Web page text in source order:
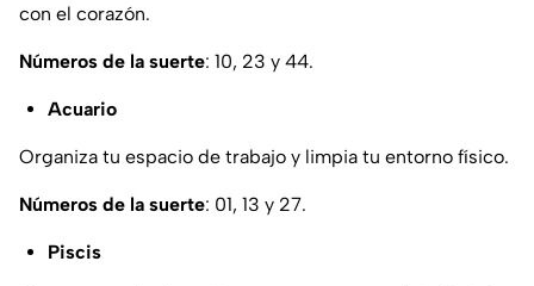
con el corazón.
Números de la suerte: 10, 23 y 44.
Acuario
Organiza tu espacio de trabajo y limpia tu entorno físico.
Números de la suerte: 01, 13 y 27.
Piscis